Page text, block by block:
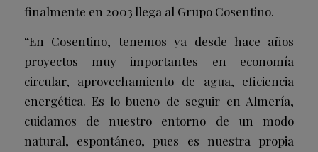
finalmente en 2003 llega al Grupo Cosentino.
“En Cosentino, tenemos ya desde hace años
proyectos muy importantes en economía
circular, aprovechamiento de agua, eficiencia
energética. Es lo bueno de seguir en Almería,
cuidamos de nuestro entorno de un modo
natural, espontáneo, pues es nuestra propia